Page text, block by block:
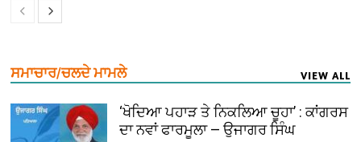
ਸਮਾਚਾਰ/ਚਲਦੇ ਮਾਮਲੇ VIEW ALL
‘ਖੋਦਿਆ ਪਹਾੜ ਤੇ ਨਿਕਲਿਆ ਚੂਹਾ’ : ਕਾਂਗਰਸ
ਦਾ ਨਵਾਂ ਫਾਰਮੂਲਾ — ਉਜਾਗਰ ਸਿੰਘ